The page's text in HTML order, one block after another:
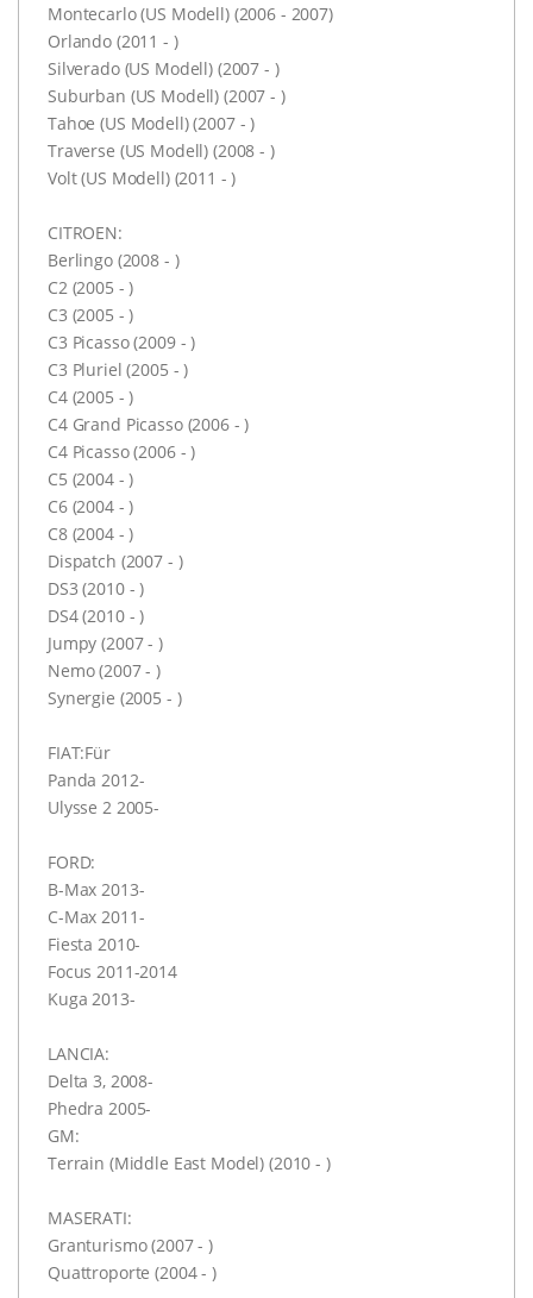
Montecarlo (US Modell) (2006 - 2007)
Orlando (2011 - )
Silverado (US Modell) (2007 - )
Suburban (US Modell) (2007 - )
Tahoe (US Modell) (2007 - )
Traverse (US Modell) (2008 - )
Volt (US Modell) (2011 - )
CITROEN:
Berlingo (2008 - )
C2 (2005 - )
C3 (2005 - )
C3 Picasso (2009 - )
C3 Pluriel (2005 - )
C4 (2005 - )
C4 Grand Picasso (2006 - )
C4 Picasso (2006 - )
C5 (2004 - )
C6 (2004 - )
C8 (2004 - )
Dispatch (2007 - )
DS3 (2010 - )
DS4 (2010 - )
Jumpy (2007 - )
Nemo (2007 - )
Synergie (2005 - )
FIAT:Für
Panda 2012-
Ulysse 2 2005-
FORD:
B-Max 2013-
C-Max 2011-
Fiesta 2010-
Focus 2011-2014
Kuga 2013-
LANCIA:
Delta 3, 2008-
Phedra 2005-
GM:
Terrain (Middle East Model) (2010 - )
MASERATI:
Granturismo (2007 - )
Quattroporte (2004 - )